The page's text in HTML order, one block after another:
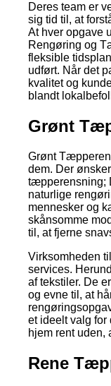
Deres team er
sig tid til, at
At hver opgave
Rengøring og
fleksible
udført. Når det
kvalitet og
blandt
Grønt
Grønt
dem. Der
tæpperensning;
naturlige
mennesker og
skånsomme
til, at fjerne
Virksomheden
services.
af tekstiler. De
og evne til, at
et ideelt valg for
hjem rent uden,
Rene